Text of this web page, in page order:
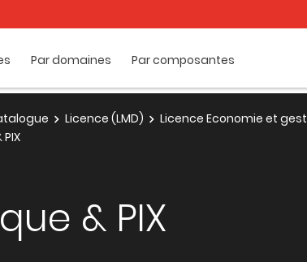
Par domaines Par composantes
Licence (LMD) Licence Economie et
& PIX